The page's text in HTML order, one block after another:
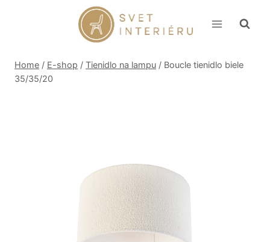
Home / E-shop / Tienidlo na lampu / Boucle tienidlo biele
35/35/20